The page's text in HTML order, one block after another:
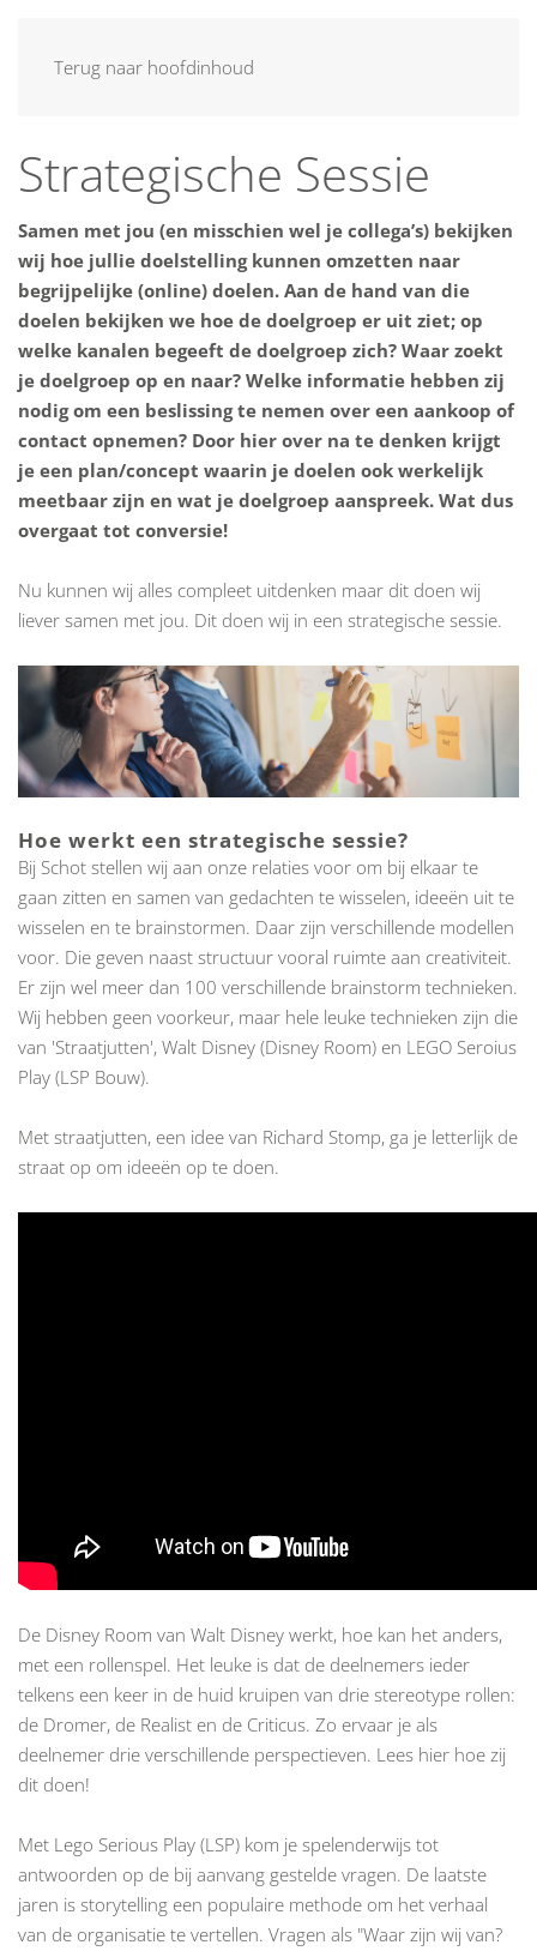
Terug naar hoofdinhoud
Strategische Sessie
Samen met jou (en misschien wel je collega’s) bekijken
wij hoe jullie doelstelling kunnen omzetten naar
begrijpelijke (online) doelen. Aan de hand van die
doelen bekijken we hoe de doelgroep er uit ziet; op
welke kanalen begeeft de doelgroep zich? Waar zoekt
je doelgroep op en naar? Welke informatie hebben zij
nodig om een beslissing te nemen over een aankoop of
contact opnemen? Door hier over na te denken krijgt
je een plan/concept waarin je doelen ook werkelijk
meetbaar zijn en wat je doelgroep aanspreek. Wat dus
overgaat tot conversie!
Nu kunnen wij alles compleet uitdenken maar dit doen wij
liever samen met jou. Dit doen wij in een strategische sessie.
Hoe werkt een strategische sessie?
Bij Schot stellen wij aan onze relaties voor om bij elkaar te
gaan zitten en samen van gedachten te wisselen, ideeën uit te
wisselen en te brainstormen. Daar zijn verschillende modellen
voor. Die geven naast structuur vooral ruimte aan creativiteit.
Er zijn wel meer dan 100 verschillende brainstorm technieken.
Wij hebben geen voorkeur, maar hele leuke technieken zijn die
van 'Straatjutten', Walt Disney (Disney Room) en LEGO Seroius
Play (LSP Bouw).
Met straatjutten, een idee van Richard Stomp, ga je letterlijk de
straat op om ideeën op te doen.
De Disney Room van Walt Disney werkt, hoe kan het anders,
met een rollenspel. Het leuke is dat de deelnemers ieder
telkens een keer in de huid kruipen van drie stereotype rollen:
de Dromer, de Realist en de Criticus. Zo ervaar je als
deelnemer drie verschillende perspectieven. Lees hier hoe zij
dit doen!
Met Lego Serious Play (LSP) kom je spelenderwijs tot
antwoorden op de bij aanvang gestelde vragen. De laatste
jaren is storytelling een populaire methode om het verhaal
van de organisatie te vertellen. Vragen als "Waar zijn wij van?